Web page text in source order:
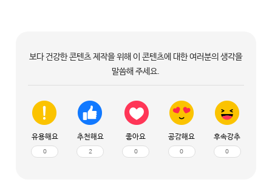
보다 건강한 콘텐츠 제작을 위해 이 콘텐츠에 대한 여러분의 생각을
말씀해 주세요.
유용해요
0
추천해요
2
좋아요
0
공감해요
0
후속강추
0